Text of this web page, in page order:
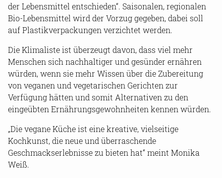
der Lebensmittel entschieden“. Saisonalen, regionalen
Bio-Lebensmittel wird der Vorzug gegeben, dabei soll
auf Plastikverpackungen verzichtet werden.
Die Klimaliste ist überzeugt davon, dass viel mehr
Menschen sich nachhaltiger und gesünder ernähren
würden, wenn sie mehr Wissen über die Zubereitung
von veganen und vegetarischen Gerichten zur
Verfügung hätten und somit Alternativen zu den
eingeübten Ernährungsgewohnheiten kennen würden.
„Die vegane Küche ist eine kreative, vielseitige
Kochkunst, die neue und überraschende
Geschmackserlebnisse zu bieten hat“ meint Monika
Weiß.